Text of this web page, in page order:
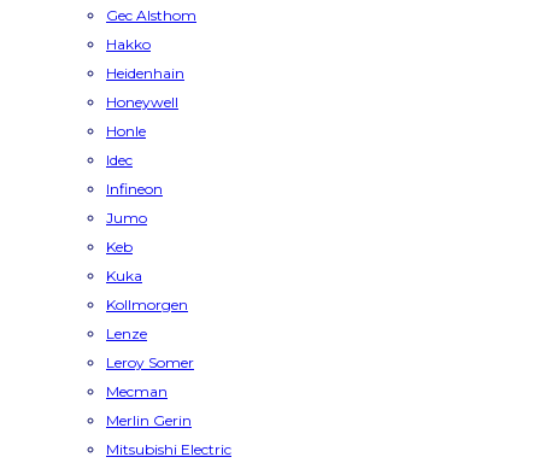
Gec Alsthom
Hakko
Heidenhain
Honeywell
Honle
Idec
Infineon
Jumo
Keb
Kuka
Kollmorgen
Lenze
Leroy Somer
Mecman
Merlin Gerin
Mitsubishi Electric